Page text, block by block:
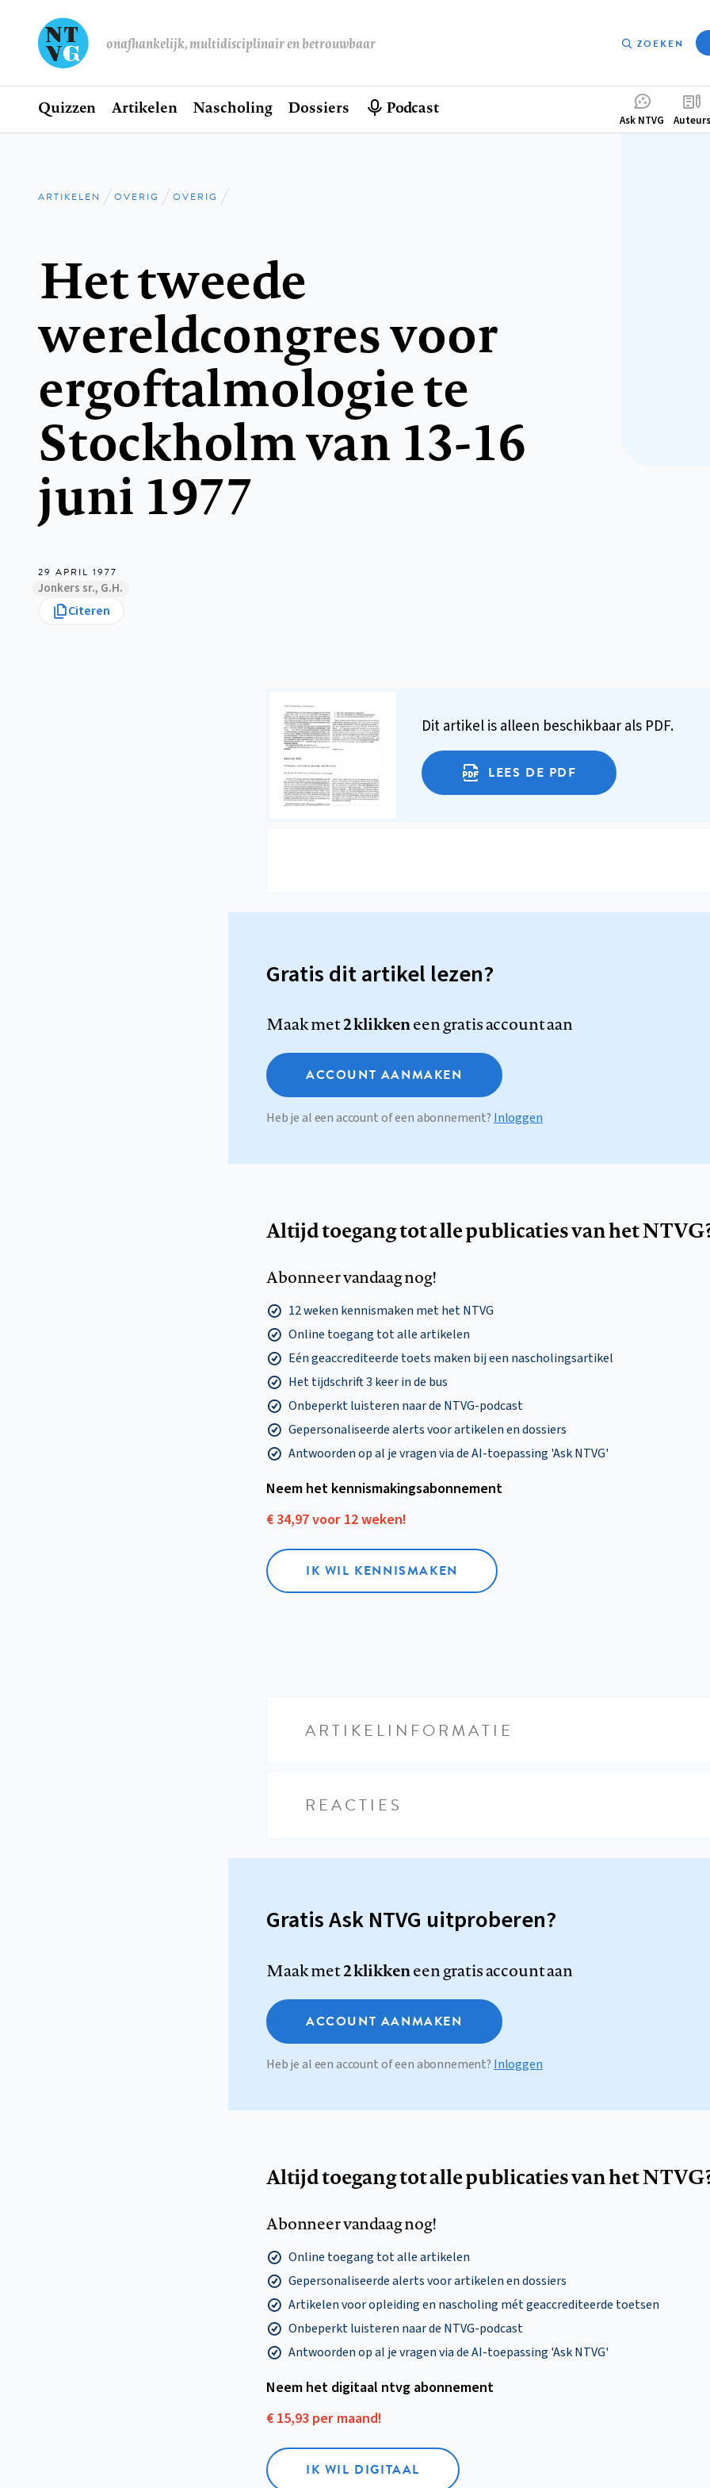
onafhankelijk, multidisciplinair en betrouwbaar ZOEKEN
Hoofdnavigatie
Home
Quizzen Artikelen Nascholing Dossiers Podcast
Ask NTVG Auteurs
Kruimelpad
ARTIKELEN OVERIG OVERIG
Het tweede
wereldcongres voor
ergoftalmologie te
Stockholm van 13-16
juni 1977
29 APRIL 1977
Jonkers sr., G.H.
Citeren
Dit artikel is alleen beschikbaar als PDF.
LEES DE PDF
Gratis dit artikel lezen?
Maak met2 klikkeneen gratis account aan
ACCOUNT AANMAKEN
Heb je al een account of een abonnement? Inloggen
Altijd toegang tot alle publicaties van het
Abonneer vandaag nog!
12 weken kennismaken met het NTVG
Online toegang tot alle artikelen
Eén geaccrediteerde toets maken bij een nascholingsartikel
Het tijdschrift 3 keer in de bus
Onbeperkt luisteren naar de NTVG-podcast
Gepersonaliseerde alerts voor artikelen en dossiers
Antwoorden op al je vragen via de AI-toepassing 'Ask NTVG'
Neem het kennismakings­abonnement
€ 34,97 voor 12 weken!
IK WIL KENNISMAKEN
ARTIKELINFORMATIE
REACTIES
Gratis Ask NTVG uitproberen?
Maak met2 klikkeneen gratis account aan
ACCOUNT AANMAKEN
Heb je al een account of een abonnement? Inloggen
Altijd toegang tot alle publicaties van het
Abonneer vandaag nog!
Online toegang tot alle artikelen
Gepersonaliseerde alerts voor artikelen en dossiers
Artikelen voor opleiding en nascholing mét geaccrediteerde toetsen
Onbeperkt luisteren naar de NTVG-podcast
Antwoorden op al je vragen via de AI-toepassing 'Ask NTVG'
Neem het digitaal ntvg abonnement
€ 15,93 per maand!
IK WIL DIGITAAL